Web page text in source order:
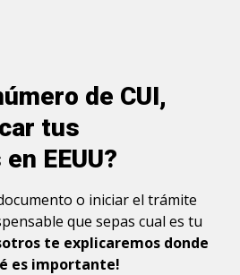
de CUI,
tus
EEUU?
o iniciar el trámite
que sepas cual es tu
te explicaremos donde
es importante!